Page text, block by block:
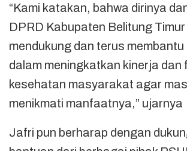
“Kami katakan, bahwa dirinya
DPRD Kabupaten Belitung
mendukung dan terus
dalam meningkatkan kinerja dan
kesehatan masyarakat agar
menikmati manfaatnya,” ujarnya
Jafri pun berharap dengan